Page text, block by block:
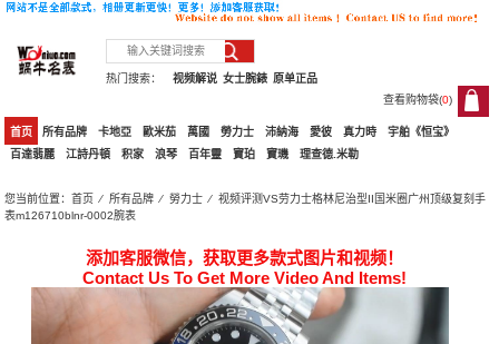
热门搜索： 原单正品
女士腕錶
视频解说
查看购物袋(0)
0
首页 所有品牌 卡地亞 歐米茄 萬國 勞力士 沛納海 愛彼 真力時
宇舶《恒宝》
百達翡麗
江詩丹頓 积家 浪琴 百年靈 寶珀 寶璣 理查德.米勒
您当前位置：首页 ⁄所有品牌 ⁄勞力士 ⁄ 视频评测VS劳力士格林尼治型II国米圈广州顶级复刻手
表m126710blnr-0002腕表
添加客服微信，获取更多款式图片和视频！
Contact Us To Get More Video And Items!